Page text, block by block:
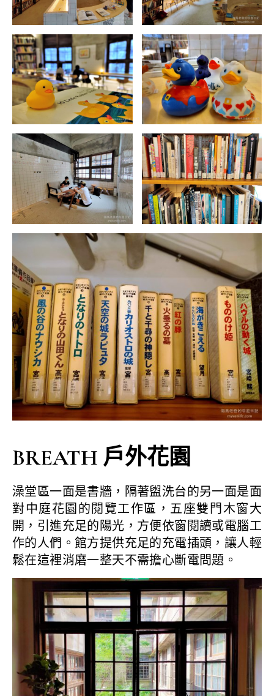
BREATH 戶外花園
澡堂區一面是書牆，隔著盥洗台的另一面是面
對中庭花園的閱覽工作區，五座雙門木窗大
開，引進充足的陽光，方便依窗閱讀或電腦工
作的人們。館方提供充足的充電插頭，讓人輕
鬆在這裡消磨一整天不需擔心斷電問題。